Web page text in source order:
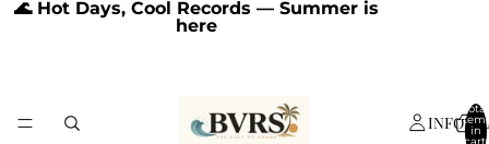
🌊 Hot Days, Cool Records — Summer is
here
Total
in